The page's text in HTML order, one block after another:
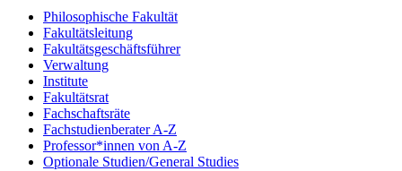
Philosophische Fakultät
Fakultätsleitung
Fakultätsgeschäftsführer
Verwaltung
Institute
Fakultätsrat
Fachschaftsräte
Fachstudienberater A-Z
Professor*innen von A-Z
Optionale Studien/General Studies